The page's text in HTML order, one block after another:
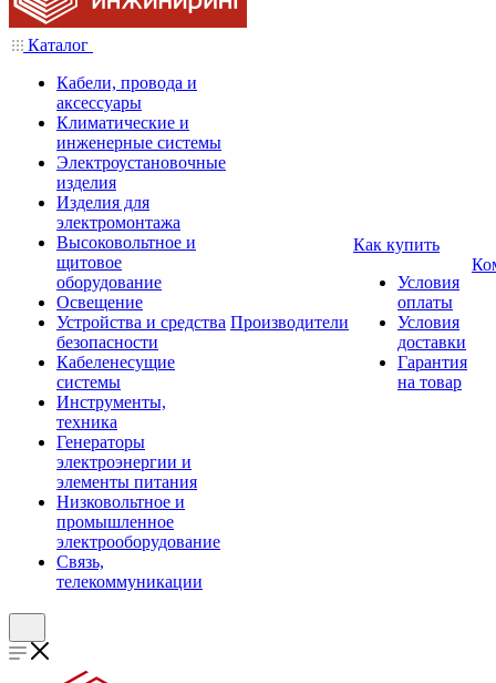
Каталог
Кабели, провода и
аксессуары
Климатические и
инженерные системы
Электроустановочные
изделия
Изделия для
электромонтажа
Высоковольтное и
щитовое
оборудование
Освещение
Устройства и средства
безопасности
Кабеленесущие
системы
Инструменты,
техника
Генераторы
электроэнергии и
элементы питания
Низковольтное и
промышленное
электрооборудование
Связь,
телекоммуникации
Производители
Как купить
Условия
оплаты
Условия
доставки
Гарантия
на товар